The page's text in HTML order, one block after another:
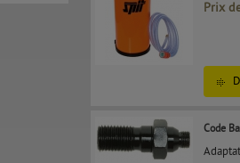
Prix
Code